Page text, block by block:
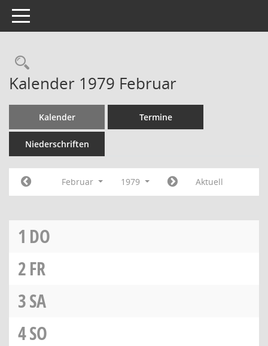
Toggle navigation
Rechercheauswahl
Kalender 1979 Februar
Kalender Termine
Niederschriften
Februar 1979 Aktuell
1 DO
2FR
3SA
4SO